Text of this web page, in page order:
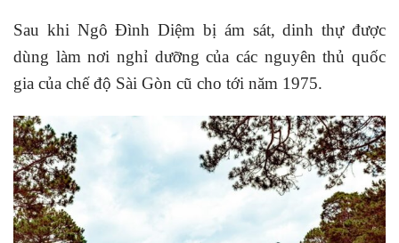
Sau khi Ngô Đình Diệm bị ám sát, dinh thự được
dùng làm nơi nghỉ dưỡng của các nguyên thủ quốc
gia của chế độ Sài Gòn cũ cho tới năm 1975.